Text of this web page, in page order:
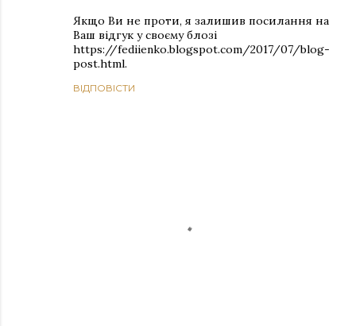
Якщо Ви не проти, я залишив посилання на
Ваш відгук у своєму блозі
https://fediienko.blogspot.com/2017/07/blog-
post.html.
ВІДПОВІСТИ